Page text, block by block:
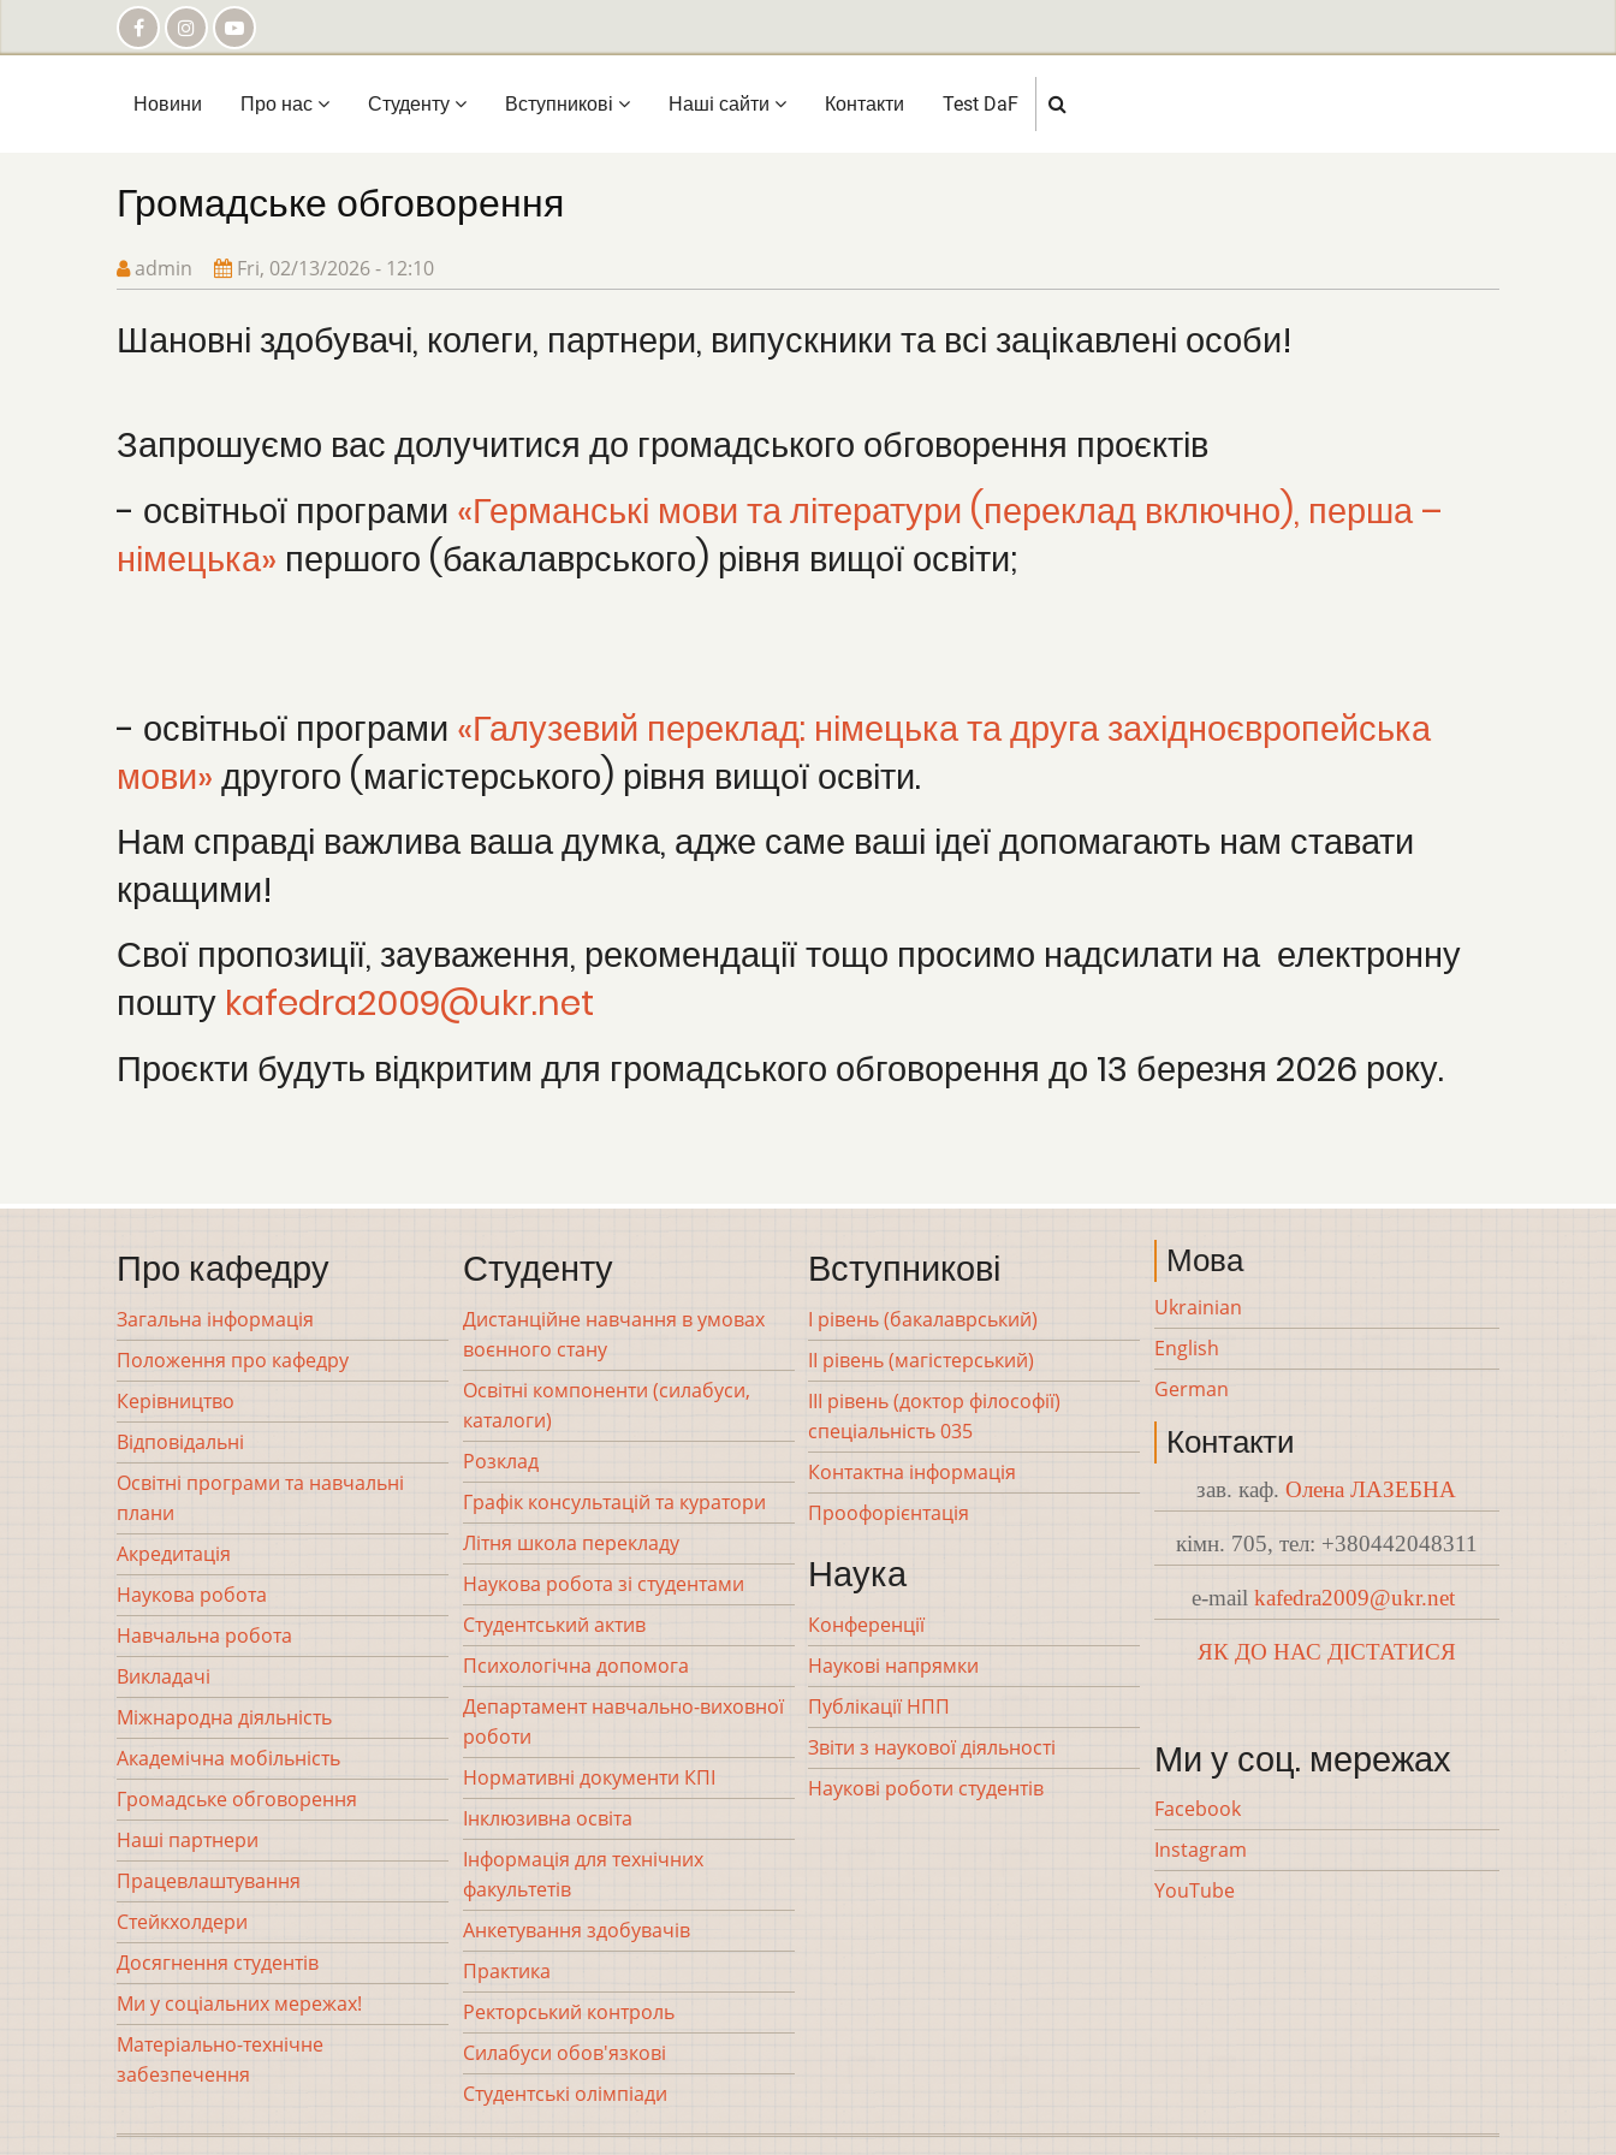
Main
Новини Про нас Студенту Вступникові Нашi сайти Контакти Test DaF
Громадське обговорення
admin Fri, 02/13/2026 - 12:10
Шановні здобувачі, колеги, партнери, випускники та всі зацікавлені особи!
Запрошуємо вас долучитися до громадського обговорення проєктів
- освітньої програми «Германські мови та літератури (переклад включно), перша –
німецька» першого (бакалаврського) рівня вищої освіти;
- освітньої програми «Галузевий переклад: німецька та друга західноєвропейська
мови» другого (магістерського) рівня вищої освіти.
Нам справді важлива ваша думка, адже саме ваші ідеї допомагають нам ставати
кращими!
Свої пропозиції, зауваження, рекомендації тощо просимо надсилати на електронну
пошту kafedra2009@ukr.net
Проєкти будуть відкритим для громадського обговорення до 13 березня 2026 року.
Про кафедру
Загальна інформація
Положення про кафедру
Керівництво
Відповідальні
Освітні програми та навчальні
плани
Акредитація
Наукова робота
Навчальна робота
Викладачі
Міжнародна діяльність
Академічна мобільність
Громадське обговорення
Наші партнери
Працевлаштування
Стейкхолдери
Досягнення студентів
Ми у соціальних мережах!
Матеріально-технічне
забезпечення
Студенту
Дистанційне навчання в умовах
воєнного стану
Освітні компоненти (силабуси,
каталоги)
Розклад
Графік консультацій та куратори
Літня школа перекладу
Наукова робота зі студентами
Студентський актив
Психологічна допомога
Департамент навчально-виховної
роботи
Нормативні документи КПІ
Інклюзивна освіта
Інформація для технічних
факультетів
Анкетування здобувачів
Практика
Ректорський контроль
Силабуси обов'язкові
Студентські олімпіади
Вступникові
І рівень (бакалаврський)
ІІ рівень (магістерський)
ІІІ рівень (доктор філософії)
спеціальність 035
Контактна інформація
Проофорієнтація
Наука
Конференції
Наукові напрямки
Публікації НПП
Звіти з наукової діяльності
Наукові роботи студентів
Мова
Ukrainian
English
German
Контакти
зав. каф.Олена ЛАЗЕБНА
кімн. 705, тел: +380442048311
e-mailkafedra2009@ukr.net
ЯК ДО НАС ДІСТАТИСЯ
Ми у соц. мережах
Facebook
Instagram
YouTube